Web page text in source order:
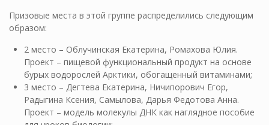
Призовые места в этой группе распределились следующим
образом:
2 место – Облучинская Екатерина, Ромахова Юлия.
Проект – пищевой функциональный продукт на основе
бурых водорослей Арктики, обогащенный витаминами;
3 место – Дегтева Екатерина, Ничипорович Егор,
Радыгина Ксения, Самылова, Дарья Федотова Анна.
Проект – модель молекулы ДНК как наглядное пособие